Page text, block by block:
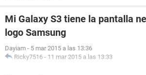
Mi Galaxy S3 tiene la pantalla
logo Samsung
Dayiam - 5 mar 2015 a las 13:36
Ricky7516 - 11 mar 2015 a las 13:33